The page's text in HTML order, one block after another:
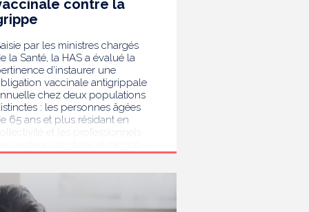
contre la
par les ministres chargés
la Santé, la HAS a évalué la
d’instaurer une
vaccinale antigrippale
chez deux populations
: les personnes âgées
65 ans et plus résidant en
collectivité et les professionnels
Au terme de son analyse,
vaccination antigrippale pour les
de 65 ans et plus
vivant en collectivité doit rester